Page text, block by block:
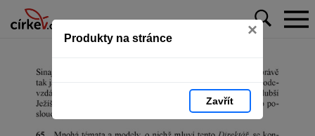
Produkty na stránce ×
Zavřít